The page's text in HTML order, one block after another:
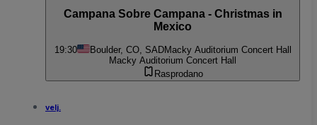
Campana Sobre Campana - Christmas in
Mexico
19:30 Boulder, CO, SADMacky Auditorium Concert Hall
Macky Auditorium Concert Hall
Rasprodano
velj.